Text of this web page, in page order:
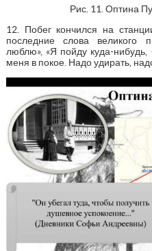
Рис. 11. Оптина
12. Побег кончился на
последние слова великого
люблю», «Я пойду куда-
меня в покое. Надо удирать,